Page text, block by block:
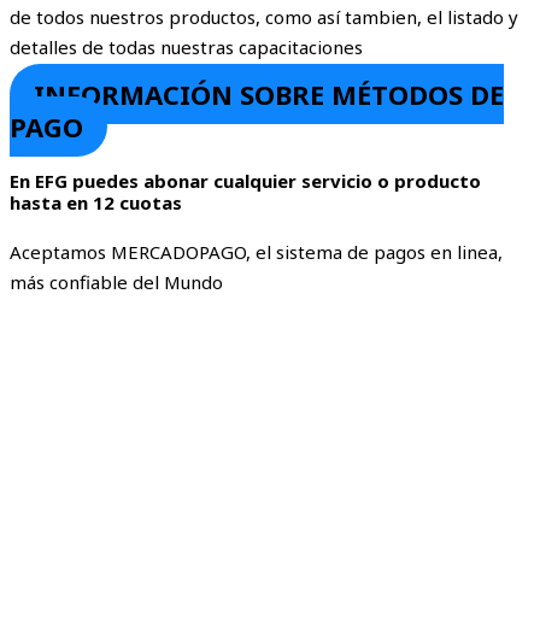
de todos nuestros productos, como así tambien, el listado y
detalles de todas nuestras capacitaciones
INFORMACIÓN SOBRE MÉTODOS DE
PAGO
En EFG puedes abonar cualquier servicio o producto
hasta en 12 cuotas
Aceptamos MERCADOPAGO, el sistema de pagos en linea,
más confiable del Mundo